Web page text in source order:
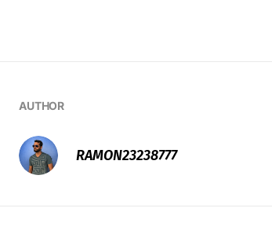
AUTHOR
RAMON23238777